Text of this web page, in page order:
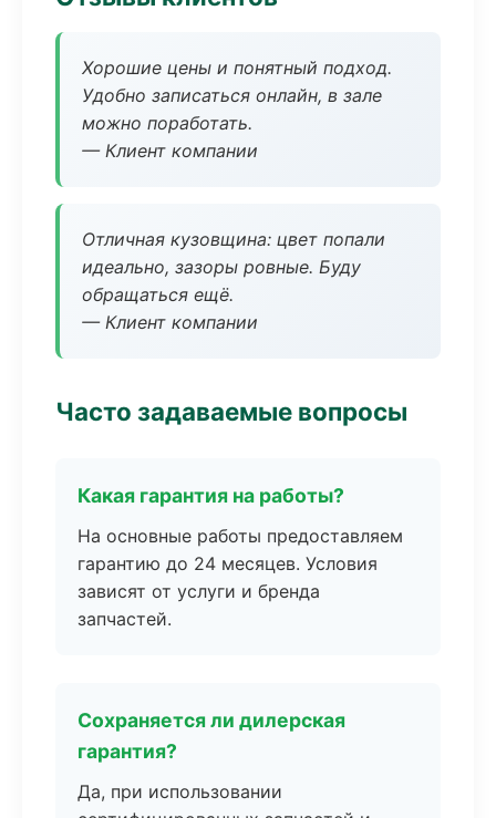
Хорошие цены и понятный подход.
Удобно записаться онлайн, в зале
можно поработать.
— Клиент компании
Отличная кузовщина: цвет попали
идеально, зазоры ровные. Буду
обращаться ещё.
— Клиент компании
Часто задаваемые вопросы
Какая гарантия на работы?
На основные работы предоставляем
гарантию до 24 месяцев. Условия
зависят от услуги и бренда
запчастей.
Сохраняется ли дилерская
гарантия?
Да, при использовании